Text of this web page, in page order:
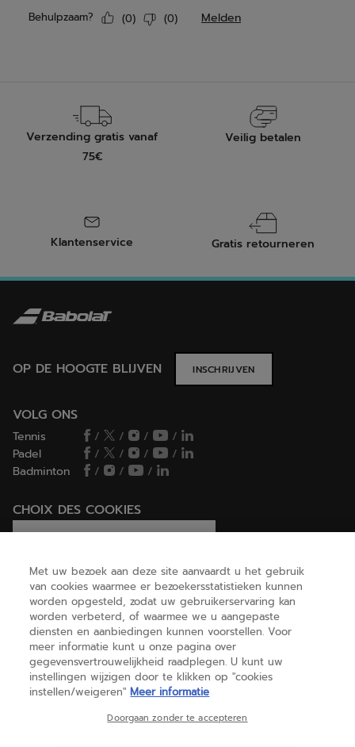
Verzending gratis vanaf
75€
Veilig betalen
Klantenservice Gratis retourneren
OP DE HOOGTE BLIJVEN INSCHRIJVEN
VOLG ONS
Tennis / / /
/
Padel
/ / /
/
Badminton
/ / /
CHOIX DES COOKIES
Ik stel cookies in/Ik weiger cookies
HELP
OVER ONS
(nederlands)
Met uw bezoek aan deze site aanvaardt u het gebruik
van cookies waarmee er bezoekersstatistieken kunnen
worden opgesteld, zodat uw gebruikerservaring kan
worden verbeterd, of waarmee we u aangepaste
diensten en aanbiedingen kunnen voorstellen. Voor
meer informatie kunt u onze pagina over
gegevensvertrouwelijkheid raadplegen. U kunt uw
instellingen wijzigen door te klikken op "cookies
instellen/weigeren" Meer informatie
Doorgaan zonder te accepteren